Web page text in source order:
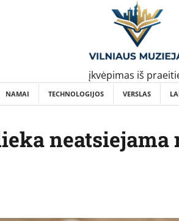
įkvėpimas iš
NAMAI TECHNOLOGIJOS VERSLAS
neatsiejama